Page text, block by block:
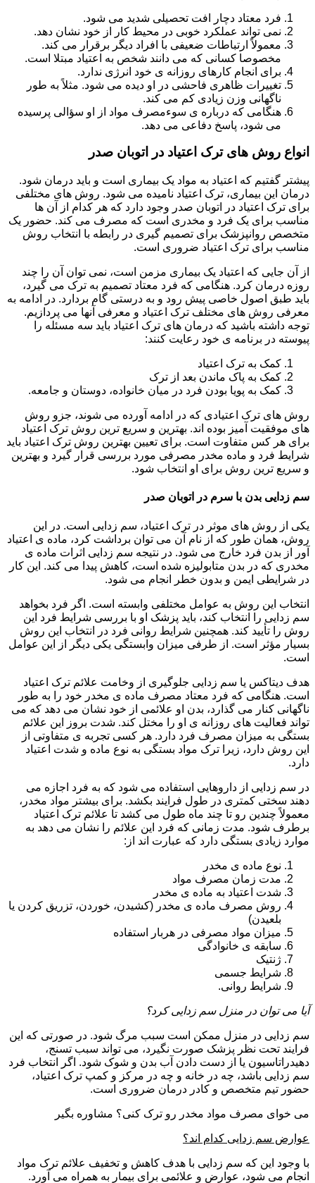
فرد معتاد دچار افت تحصیلی شدید می شود.
نمی تواند عملکرد خوبی در محیط کار از خود نشان دهد.
معمولاً ارتباطات ضعیفی با افراد دیگر برقرار می کند.
مخصوصا کسانی که می دانند شخص به اعتیاد مبتلا است.
برای انجام کارهای روزانه ی خود انرژی ندارد.
تغییرات ظاهری فاحشی در او دیده می شود. مثلاً به طور
ناگهانی وزن زیادی کم می کند.
هنگامی که درباره ی سوءمصرف مواد از او سؤالی پرسیده
می شود، پاسخ دفاعی می دهد.
انواع روش های ترک اعتیاد در اتوبان صدر
پیشتر گفتیم که اعتیاد به مواد یک بیماری است و باید درمان شود.
درمان این بیماری، ترک اعتیاد نامیده می شود. روش های مختلفی
برای ترک اعتیاد در اتوبان صدر وجود دارد که هر کدام از آن ها
مناسب برای یک فرد و مخدری است که مصرف می کند. حضور یک
متخصص روانپزشک برای تصمیم گیری در رابطه با انتخاب روش
مناسب برای ترک اعتیاد ضروری است.
از آن جایی که اعتیاد یک بیماری مزمن است، نمی توان آن را چند
روزه درمان کرد. هنگامی که فرد معتاد تصمیم به ترک می گیرد،
باید طبق اصول خاصی پیش رود و به درستی گام بردارد. در ادامه به
معرفی روش های مختلف ترک اعتیاد و معرفی آنها می پردازیم.
توجه داشته باشید که درمان های ترک اعتیاد باید سه مسئله را
پیوسته در برنامه ی خود رعایت کنند:
کمک به ترک اعتیاد
کمک به پاک ماندن بعد از ترک
کمک به پویا بودن فرد در میان خانواده، دوستان و جامعه.
روش های ترک اعتیادی که در ادامه آورده می شوند، جزو روش
های موفقیت آمیز بوده اند. بهترین و سریع ترین روش ترک اعتیاد
برای هر کس متفاوت است. برای تعیین بهترین روش ترک اعتیاد باید
شرایط فرد و ماده مخدر مصرفی مورد بررسی قرار گیرد و بهترین
و سریع ترین روش برای او انتخاب شود.
سم زدایی بدن با سرم در اتوبان صدر
یکی از روش های موثر در ترک اعتیاد، سم زدایی است. در این
روش، همان طور که از نام آن می توان برداشت کرد، ماده ی اعتیاد
آور از بدن فرد خارج می شود. در نتیجه سم زدایی اثرات ماده ی
مخدری که در بدن متابولیزه شده است، کاهش پیدا می کند. این کار
در شرایطی ایمن و بدون خطر انجام می شود.
انتخاب این روش به عوامل مختلفی وابسته است. اگر فرد بخواهد
سم زدایی را انتخاب کند، باید پزشک او با بررسی شرایط فرد این
روش را تأیید کند. همچنین شرایط روانی فرد در انتخاب این روش
بسیار مؤثر است. از طرفی میزان وابستگی یکی دیگر از این عوامل
است.
هدف دیتاکس یا سم زدایی جلوگیری از وخامت علائم ترک اعتیاد
است. هنگامی که فرد معتاد مصرف ماده ی مخدر خود را به طور
ناگهانی کنار می گذارد، بدن او علائمی از خود نشان می دهد که می
تواند فعالیت های روزانه ی او را مختل کند. شدت بروز این علائم
بستگی به میزان مصرف فرد دارد. هر کسی تجربه ی متفاوتی از
این روش دارد، زیرا ترک مواد بستگی به نوع ماده و شدت اعتیاد
دارد.
در سم زدایی از داروهایی استفاده می شود که به فرد اجازه می
دهند سختی کمتری در طول فرایند بکشد. برای بیشتر مواد مخدر،
معمولاً چندین رو تا چند ماه طول می کشد تا علائم ترک اعتیاد
برطرف شود. مدت زمانی که فرد این علائم را نشان می دهد به
موارد زیادی بستگی دارد که عبارت اند از:
نوع ماده ی مخدر
مدت زمان مصرف مواد
شدت اعتیاد به ماده ی مخدر
روش مصرف ماده ی مخدر (کشیدن، خوردن، تزریق کردن یا
بلعیدن)
میزان مواد مصرفی در هربار استفاده
سابقه ی خانوادگی
ژنتیک
شرایط جسمی
شرایط روانی.
آیا می توان در منزل سم زدایی کرد؟
سم زدایی در منزل ممکن است سبب مرگ شود. در صورتی که این
فرایند تحت نظر پزشک صورت نگیرد، می تواند سبب تسنج،
دهیدراتاسیون یا از دست دادن آب بدن و شوک شود. اگر انتخاب فرد
سم زدایی باشد، چه در خانه و چه در مرکز و کمپ ترک اعتیاد،
حضور تیم متخصص و کادر درمان ضروری است.
می خوای مصرف مواد مخدر رو ترک کنی؟ مشاوره بگیر
عوارض سم زدایی کدام اند؟
با وجود این که سم زدایی با هدف کاهش و تخفیف علائم ترک مواد
انجام می شود، عوارض و علائمی برای بیمار به همراه می آورد.